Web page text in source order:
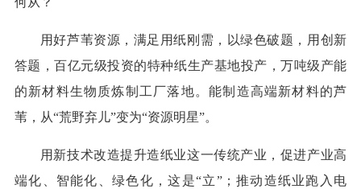
用好芦苇资源，满足用纸刚需，以绿色破题，用创新
答题，百亿元级投资的特种纸生产基地投产，万吨级产能
的新材料生物质炼制工厂落地。能制造高端新材料的芦
苇，从“荒野弃儿”变为“资源明星”。
用新技术改造提升造纸业这一传统产业，促进产业高
端化、智能化、绿色化，这是“立”；推动造纸业跑入电